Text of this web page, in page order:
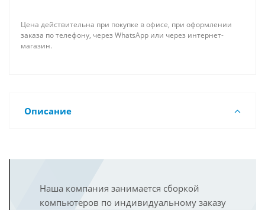
Цена действительна при покупке в офисе, при оформлении
заказа по телефону, через WhatsApp или через интернет-
магазин.
Описание
Наша компания занимается сборкой
компьютеров по индивидуальному заказу